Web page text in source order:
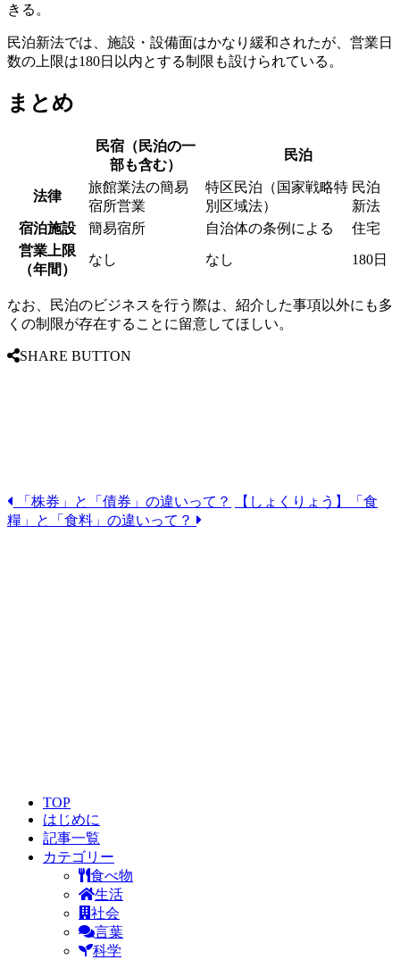
きる。
民泊新法では、施設・設備面はかなり緩和されたが、営業日
数の上限は180日以内とする制限も設けられている。
まとめ
民宿（民泊の一
部も含む）
民泊
法律
旅館業法の簡易
宿所営業
特区民泊（国家戦略特
別区域法）
民泊
新法
宿泊施設
簡易宿所 自治体の条例による
住宅
営業上限
（年間）
なし なし 180日
なお、民泊のビジネスを行う際は、紹介した事項以外にも多
くの制限が存在することに留意してほしい。
SHARE BUTTON
Email「株券」と「債券」の違いって？
【しょくりょう】「食
糧」と「食料」の違いって？
TOP
はじめに
記事一覧
カテゴリー
食べ物
生活
社会
言葉
科学